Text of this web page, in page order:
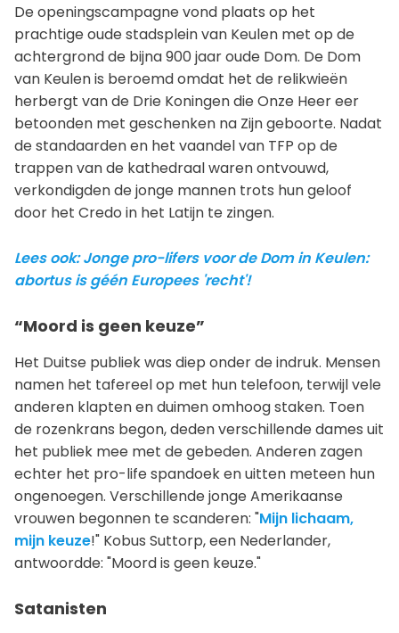
De openingscampagne vond plaats op het
prachtige oude stadsplein van Keulen met op de
achtergrond de bijna 900 jaar oude Dom. De Dom
van Keulen is beroemd omdat het de relikwieën
herbergt van de Drie Koningen die Onze Heer eer
betoonden met geschenken na Zijn geboorte. Nadat
de standaarden en het vaandel van TFP op de
trappen van de kathedraal waren ontvouwd,
verkondigden de jonge mannen trots hun geloof
door het Credo in het Latijn te zingen.
Lees ook: Jonge pro-lifers voor de Dom in Keulen:
abortus is géén Europees 'recht'!
“Moord is geen keuze”
Het Duitse publiek was diep onder de indruk. Mensen
namen het tafereel op met hun telefoon, terwijl vele
anderen klapten en duimen omhoog staken. Toen
de rozenkrans begon, deden verschillende dames uit
het publiek mee met de gebeden. Anderen zagen
echter het pro-life spandoek en uitten meteen hun
ongenoegen. Verschillende jonge Amerikaanse
vrouwen begonnen te scanderen: "Mijn lichaam,
mijn keuze!" Kobus Suttorp, een Nederlander,
antwoordde: "Moord is geen keuze."
Satanisten